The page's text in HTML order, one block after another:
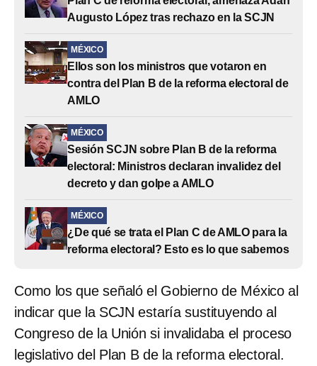
Augusto López tras rechazo en la SCJN
MÉXICO
Ellos son los ministros que votaron en
contra del Plan B de la reforma electoral de
AMLO
MÉXICO
Sesión SCJN sobre Plan B de la reforma
electoral: Ministros declaran invalidez del
decreto y dan golpe a AMLO
MÉXICO
¿De qué se trata el Plan C de AMLO para la
reforma electoral? Esto es lo que sabemos
Como los que señaló el Gobierno de México al
indicar que la SCJN estaría sustituyendo al
Congreso de la Unión si invalidaba el proceso
legislativo del Plan B de la reforma electoral.